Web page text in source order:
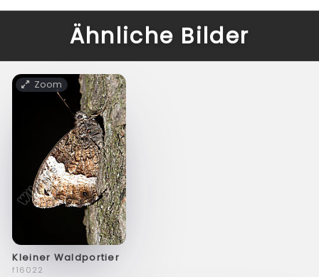
Ähnliche Bilder
Zoom
Kleiner Waldportier
f16022